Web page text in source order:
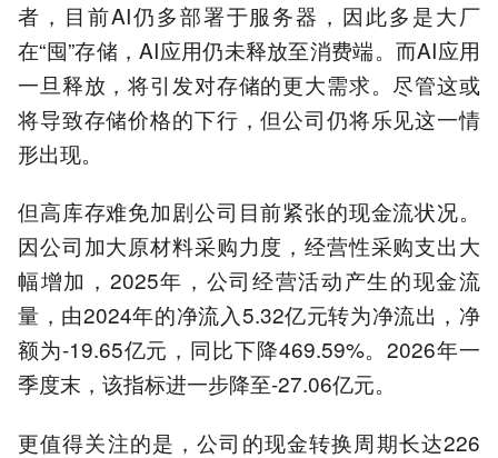
者，目前AI仍多部署于服务器，因此多是大厂
在“囤”存储，AI应用仍未释放至消费端。而AI应用
一旦释放，将引发对存储的更大需求。尽管这或
将导致存储价格的下行，但公司仍将乐见这一情
形出现。
但高库存难免加剧公司目前紧张的现金流状况。
因公司加大原材料采购力度，经营性采购支出大
幅增加，2025年，公司经营活动产生的现金流
量，由2024年的净流入5.32亿元转为净流出，净
额为-19.65亿元，同比下降469.59%。2026年一
季度末，该指标进一步降至-27.06亿元。
更值得关注的是，公司的现金转换周期长达226